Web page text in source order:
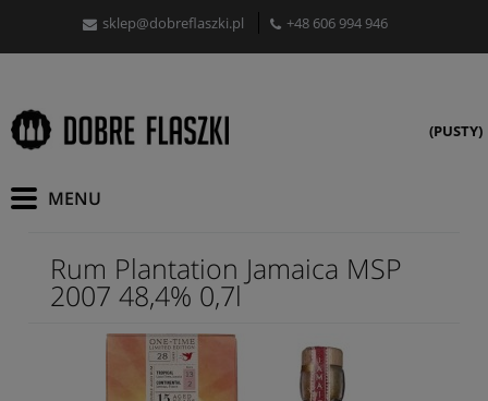
sklep@dobreflaszki.pl +48 606 994 946
(PUSTY)
Rum Plantation Jamaica MSP
2007 48,4% 0,7l